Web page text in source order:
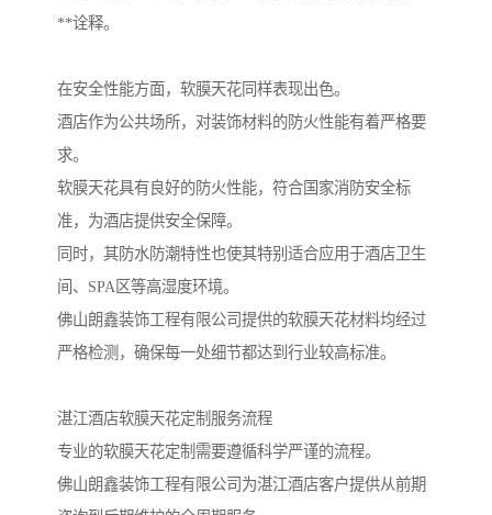
**诠释。
在安全性能方面，软膜天花同样表现出色。
酒店作为公共场所，对装饰材料的防火性能有着严格要
求。
软膜天花具有良好的防火性能，符合国家消防安全标
准，为酒店提供安全保障。
同时，其防水防潮特性也使其特别适合应用于酒店卫生
间、SPA区等高湿度环境。
佛山朗鑫装饰工程有限公司提供的软膜天花材料均经过
严格检测，确保每一处细节都达到行业较高标准。
湛江酒店软膜天花定制服务流程
专业的软膜天花定制需要遵循科学严谨的流程。
佛山朗鑫装饰工程有限公司为湛江酒店客户提供从前期